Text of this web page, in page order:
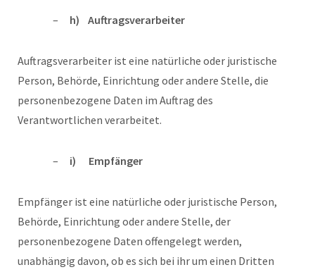
h) Auftragsverarbeiter
Auftragsverarbeiter ist eine natürliche oder juristische
Person, Behörde, Einrichtung oder andere Stelle, die
personenbezogene Daten im Auftrag des
Verantwortlichen verarbeitet.
i) Empfänger
Empfänger ist eine natürliche oder juristische Person,
Behörde, Einrichtung oder andere Stelle, der
personenbezogene Daten offengelegt werden,
unabhängig davon, ob es sich bei ihr um einen Dritten